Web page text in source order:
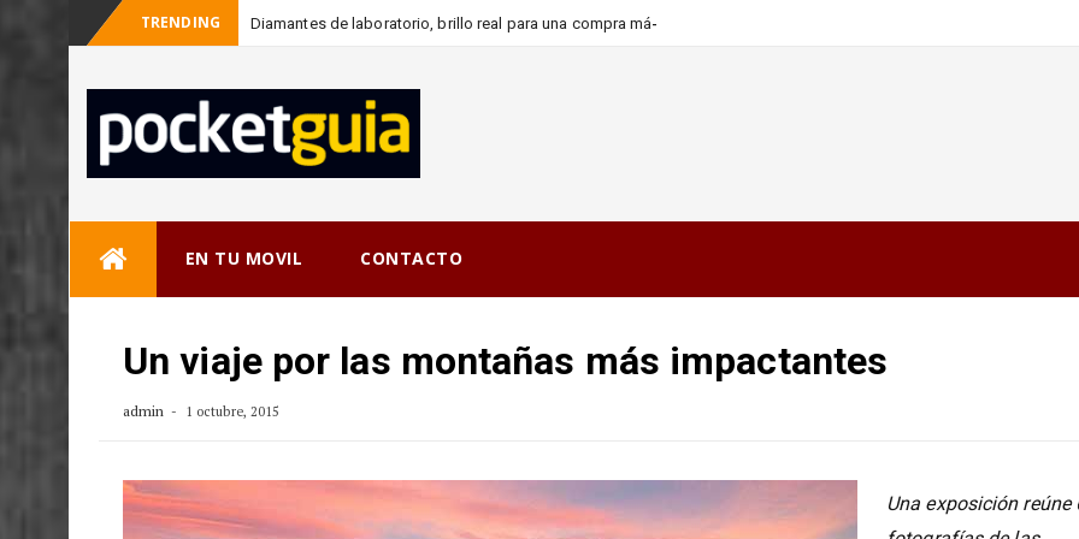
TRENDING Diamantes de laboratorio, brillo real para una compra más informada y
EN TU MOVIL CONTACTO
Un viaje por las montañas más impactantes